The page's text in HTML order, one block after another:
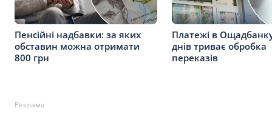
Пенсійні надбавки: за яких
обставин можна отримати
800 грн
Платежі в
днів триває обробка
переказів
Реклама